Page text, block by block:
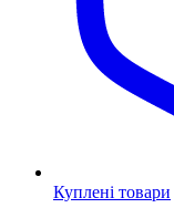
Куплені товари